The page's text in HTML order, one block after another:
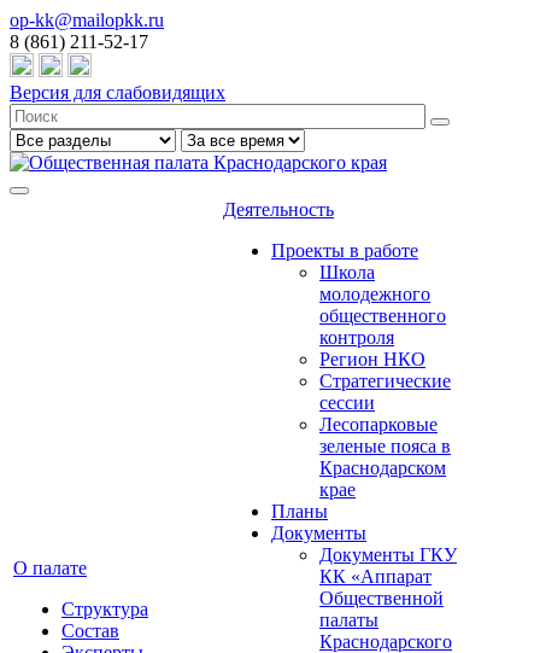
op-kk@mailopkk.ru
8 (861) 211-52-17
Версия для слабовидящих
О палате
Структура
Состав
Деятельность
Проекты в работе
Школа
молодежного
общественного
контроля
Регион НКО
Стратегические
сессии
Лесопарковые
зеленые пояса в
Краснодарском
крае
Планы
Документы
Документы ГКУ
КК «Аппарат
Общественной
палаты
Краснодарского